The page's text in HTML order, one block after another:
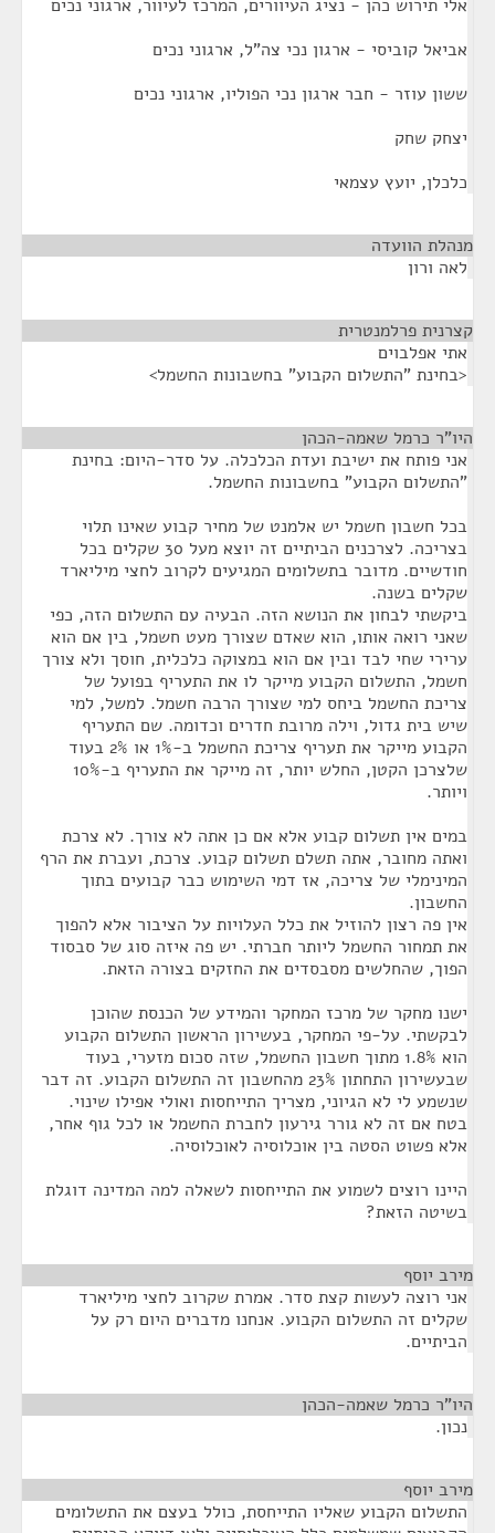
אלי תירוש כהן - נציג העיוורים, המרכז לעיוור, ארגוני נכים
אביאל קוביסי - ארגון נכי צה"ל, ארגוני נכים
ששון עוזר - חבר ארגון נכי הפוליו, ארגוני נכים
יצחק שחק
כלכלן, יועץ עצמאי
מנהלת הוועדה
לאה ורון
קצרנית פרלמנטרית
אתי אפלבוים
<בחינת "התשלום הקבוע" בחשבונות החשמל>
היו"ר כרמל שאמה-הכהן
אני פותח את ישיבת ועדת הכלכלה. על סדר-היום: בחינת
"התשלום הקבוע" בחשבונות החשמל.
בכל חשבון חשמל יש אלמנט של מחיר קבוע שאינו תלוי
בצריכה. לצרכנים הביתיים זה יוצא מעל 30 שקלים בכל
חודשיים. מדובר בתשלומים המגיעים לקרוב לחצי מיליארד
שקלים בשנה.
ביקשתי לבחון את הנושא הזה. הבעיה עם התשלום הזה, כפי
שאני רואה אותו, הוא שאדם שצורך מעט חשמל, בין אם הוא
ערירי שחי לבד ובין אם הוא במצוקה כלכלית, חוסך ולא צורך
חשמל, התשלום הקבוע מייקר לו את התעריף בפועל של
צריכת החשמל ביחס למי שצורך הרבה חשמל. למשל, למי
שיש בית גדול, וילה מרובת חדרים וכדומה. שם התעריף
הקבוע מייקר את תעריף צריכת החשמל ב-1% או 2% בעוד
שלצרכן הקטן, החלש יותר, זה מייקר את התעריף ב-10%
ויותר.
במים אין תשלום קבוע אלא אם כן אתה לא צורך. לא צרכת
ואתה מחובר, אתה תשלם תשלום קבוע. צרכת, ועברת את הרף
המינימלי של צריכה, אז דמי השימוש כבר קבועים בתוך
החשבון.
אין פה רצון להוזיל את כלל העלויות על הציבור אלא להפוך
את תמחור החשמל ליותר חברתי. יש פה איזה סוג של סבסוד
הפוך, שהחלשים מסבסדים את החזקים בצורה הזאת.
ישנו מחקר של מרכז המחקר והמידע של הכנסת שהוכן
לבקשתי. על-פי המחקר, בעשירון הראשון התשלום הקבוע
הוא 1.8% מתוך חשבון החשמל, שזה סכום מזערי, בעוד
שבעשירון התחתון 23% מהחשבון זה התשלום הקבוע. זה דבר
שנשמע לי לא הגיוני, מצריך התייחסות ואולי אפילו שינוי.
בטח אם זה לא גורר גירעון לחברת החשמל או לכל גוף אחר,
אלא פשוט הסטה בין אוכלוסיה לאוכלוסיה.
היינו רוצים לשמוע את התייחסות לשאלה למה המדינה דוגלת
בשיטה הזאת?
מירב יוסף
אני רוצה לעשות קצת סדר. אמרת שקרוב לחצי מיליארד
שקלים זה התשלום הקבוע. אנחנו מדברים היום רק על
הביתיים.
היו"ר כרמל שאמה-הכהן
נכון.
מירב יוסף
התשלום הקבוע שאליו התייחסת, כולל בעצם את התשלומים